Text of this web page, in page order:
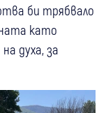
би трябвало
като
духа, за